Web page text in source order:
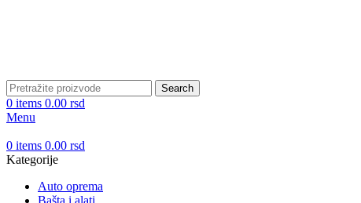
Search
0 items 0.00 rsd
Menu
0 items 0.00 rsd
Kategorije
Auto oprema
Bašta i alati